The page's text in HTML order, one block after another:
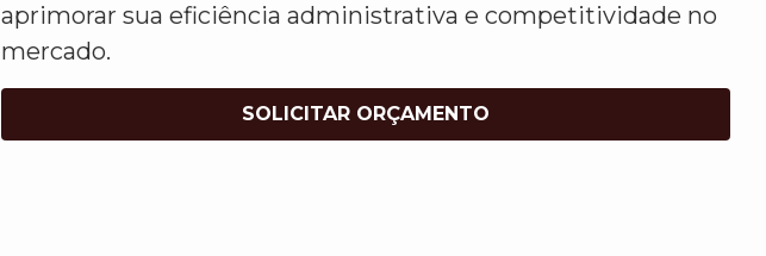
aprimorar sua eficiência administrativa e competitividade no
mercado.
SOLICITAR ORÇAMENTO